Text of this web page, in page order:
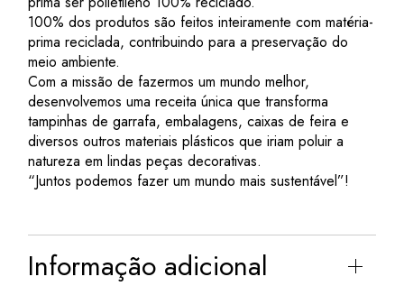
100% dos produtos são feitos inteiramente com matéria-
prima reciclada, contribuindo para a preservação do
meio ambiente.
Com a missão de fazermos um mundo melhor,
desenvolvemos uma receita única que transforma
tampinhas de garrafa, embalagens, caixas de feira e
diversos outros materiais plásticos que iriam poluir a
natureza em lindas peças decorativas.
“Juntos podemos fazer um mundo mais sustentável”!
Informação adicional